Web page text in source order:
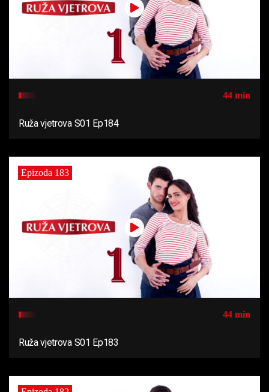
44 min
Ruža vjetrova S01 Ep184
Epizoda 183
44 min
Ruža vjetrova S01 Ep183